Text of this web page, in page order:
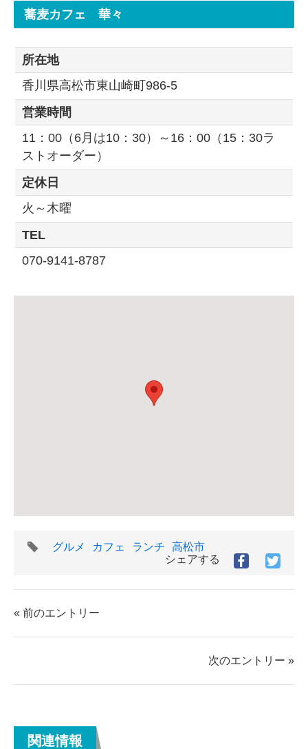
蕎麦カフェ 華々
所在地
香川県高松市東山崎町986-5
営業時間
11：00（6月は10：30）～16：00（15：30ラ
ストオーダー）
定休日
火～木曜
TEL
070-9141-8787
タ
グルメ カフェ ランチ
高松市
シェアする
Facebook
シ
す
シ
す
« 前のエントリー
次のエントリー »
関連情報